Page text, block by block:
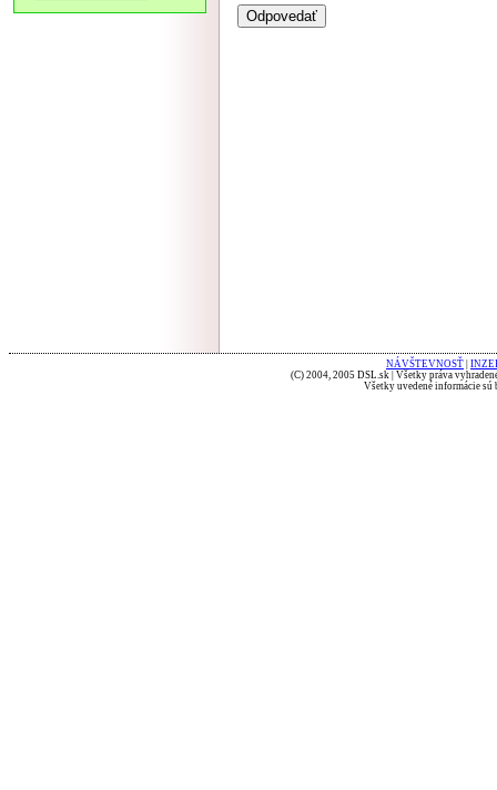
NÁVŠTEVNOSŤ
(C) 2004, 2005 DSL.sk | Všetky práva
Všetky uvedené informácie sú